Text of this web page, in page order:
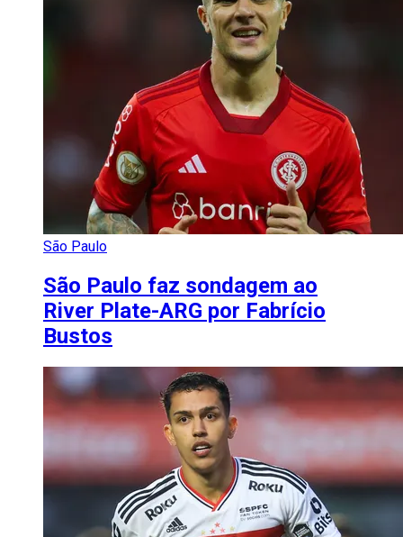
São Paulo
São Paulo faz sondagem ao
River Plate-ARG por Fabrício
Bustos